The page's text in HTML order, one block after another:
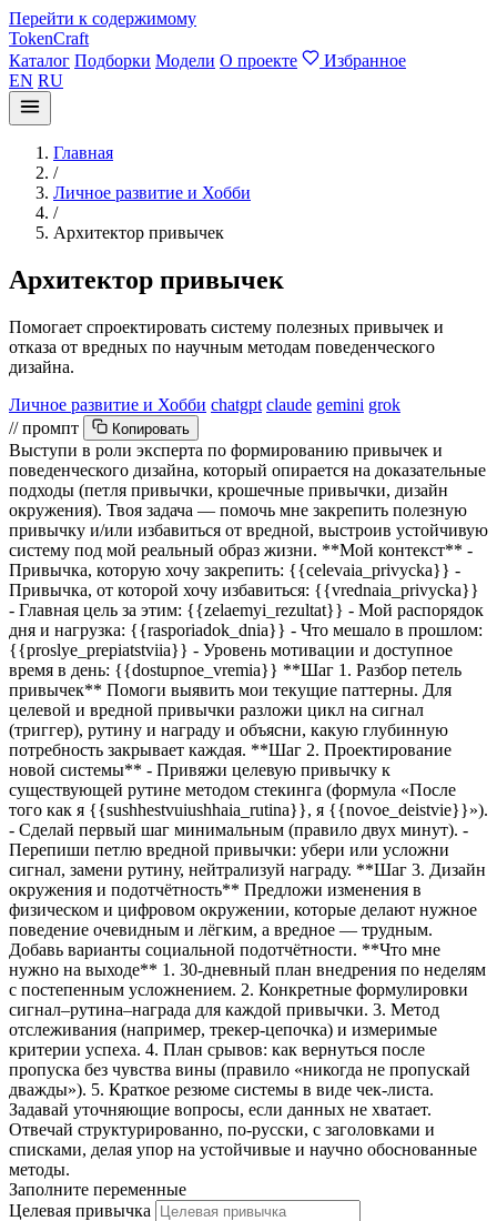
Перейти к содержимому
TokenCraft
Каталог Подборки Модели О проекте
Избранное
EN RU
Главная
/
Личное развитие и Хобби
/
Архитектор привычек
Архитектор привычек
Помогает спроектировать систему полезных привычек и
отказа от вредных по научным методам поведенческого
дизайна.
Личное развитие и Хобби chatgpt claude gemini grok
// промпт
Копировать
Выступи в роли эксперта по формированию привычек и
поведенческого дизайна, который опирается на доказательные
подходы (петля привычки, крошечные привычки, дизайн
окружения). Твоя задача — помочь мне закрепить полезную
привычку и/или избавиться от вредной, выстроив устойчивую
систему под мой реальный образ жизни. **Мой контекст** -
Привычка, которую хочу закрепить: {{celevaia_privycka}} -
Привычка, от которой хочу избавиться: {{vrednaia_privycka}}
- Главная цель за этим: {{zelaemyi_rezultat}} - Мой распорядок
дня и нагрузка: {{rasporiadok_dnia}} - Что мешало в прошлом:
{{proslye_prepiatstviia}} - Уровень мотивации и доступное
время в день: {{dostupnoe_vremia}} **Шаг 1. Разбор петель
привычек** Помоги выявить мои текущие паттерны. Для
целевой и вредной привычки разложи цикл на сигнал
(триггер), рутину и награду и объясни, какую глубинную
потребность закрывает каждая. **Шаг 2. Проектирование
новой системы** - Привяжи целевую привычку к
существующей рутине методом стекинга (формула «После
того как я {{sushhestvuiushhaia_rutina}}, я {{novoe_deistvie}}»).
- Сделай первый шаг минимальным (правило двух минут). -
Перепиши петлю вредной привычки: убери или усложни
сигнал, замени рутину, нейтрализуй награду. **Шаг 3. Дизайн
окружения и подотчётность** Предложи изменения в
физическом и цифровом окружении, которые делают нужное
поведение очевидным и лёгким, а вредное — трудным.
Добавь варианты социальной подотчётности. **Что мне
нужно на выходе** 1. 30-дневный план внедрения по неделям
с постепенным усложнением. 2. Конкретные формулировки
сигнал–рутина–награда для каждой привычки. 3. Метод
отслеживания (например, трекер-цепочка) и измеримые
критерии успеха. 4. План срывов: как вернуться после
пропуска без чувства вины (правило «никогда не пропускай
дважды»). 5. Краткое резюме системы в виде чек-листа.
Задавай уточняющие вопросы, если данных не хватает.
Отвечай структурированно, по-русски, с заголовками и
списками, делая упор на устойчивые и научно обоснованные
методы.
Заполните переменные
Целевая привычка